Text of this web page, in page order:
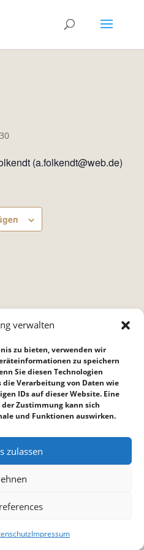
verwalten
zu bieten, verwenden wir
zu speichern
Sie diesen Technologien
Verarbeitung von Daten wie
IDs auf dieser Website. Eine
Zustimmung kann sich
und Funktionen auswirken.
zulassen
Impressum
(a.folkendt@web.de)
Jugendkreis